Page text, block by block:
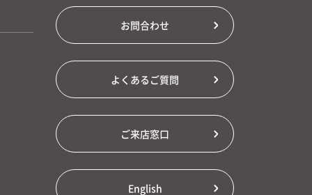
お問合わせ
よくあるご質問
ご来店窓口
English